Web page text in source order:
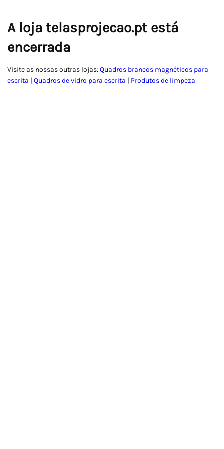
A loja telasprojecao.pt está
encerrada
Visite as nossas outras lojas:Quadros brancos magnéticos para
escrita | Quadros de vidro para escrita | Produtos de limpeza